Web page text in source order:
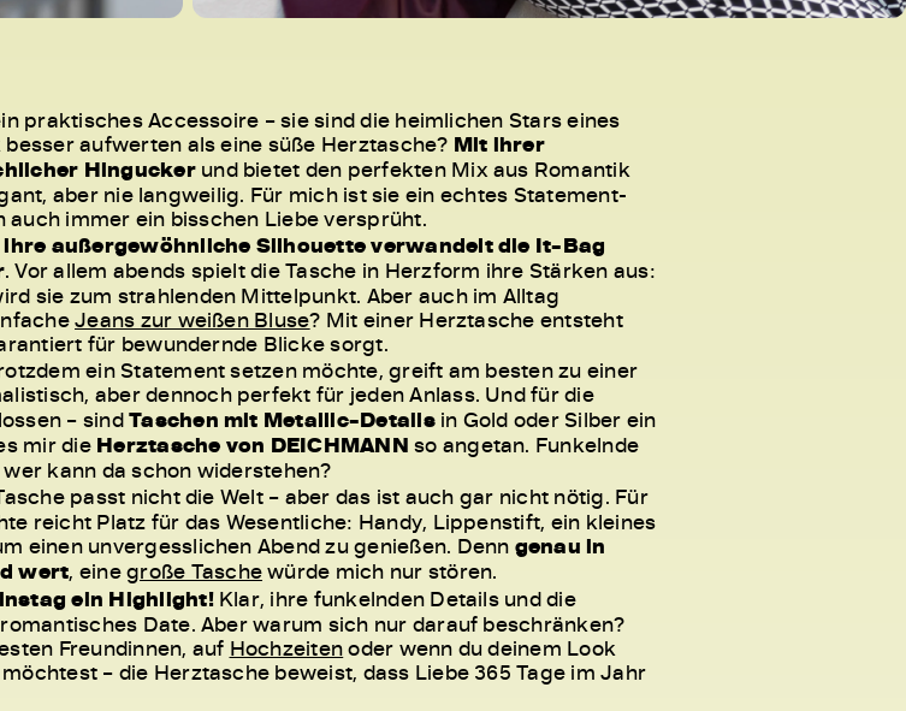
praktisches Accessoire – sie sind die heimlichen Stars eines
aufwerten als eine süße Herztasche? Mit ihrer
Hinguckerund bietet den perfekten Mix aus Romantik
aber nie langweilig. Für mich ist sie ein echtes Statement-
immer ein bisschen Liebe versprüht.
außergewöhnliche Silhouette verwandelt die It-Bag
. Vor allem abends spielt die Tasche in Herzform ihre Stärken aus:
sie zum strahlenden Mittelpunkt. Aber auch im Alltag
Jeans zur weißen Bluse? Mit einer Herztasche entsteht
für bewundernde Blicke sorgt.
ein Statement setzen möchte, greift am besten zu einer
aber dennoch perfekt für jeden Anlass. Und für die
– sindTaschen mit Metallic-Detailsin Gold oder Silber ein
mir die Herztasche von DEICHMANN so angetan. Funkelnde
kann da schon widerstehen?
passt nicht die Welt – aber das ist auch gar nicht nötig. Für
reicht Platz für das Wesentliche: Handy, Lippenstift, ein kleines
einen unvergesslichen Abend zu genießen. Denn genau in
wert, einegroße Taschewürde mich nur stören.
ein Highlight!Klar, ihre funkelnden Details und die
Date. Aber warum sich nur darauf beschränken?
Freundinnen, auf Hochzeitenoder wenn du deinem Look
– die Herztasche beweist, dass Liebe 365 Tage im Jahr